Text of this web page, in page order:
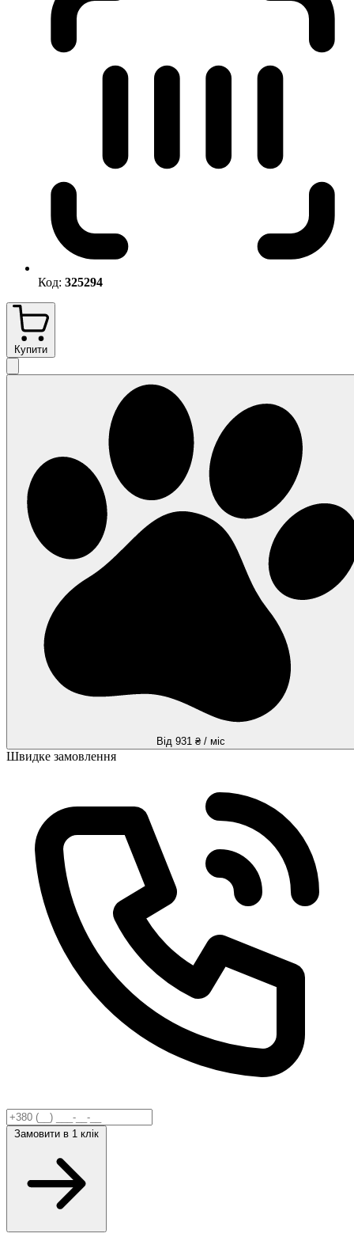
Код: 325294
Купити
Від 931 ₴ / міс
Швидке замовлення
Замовити в 1 клік